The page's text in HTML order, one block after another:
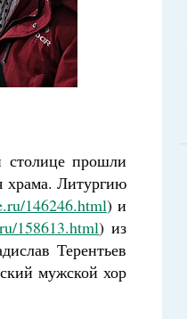
столице прошли
храма. Литургию
146246.html) и
158613.html) из
Терентьев
мужской хор